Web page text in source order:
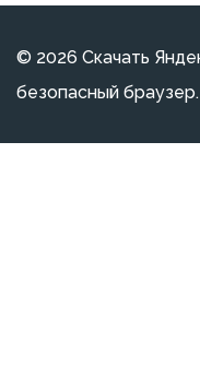
© 2026 Скачать
безопасный браузер.